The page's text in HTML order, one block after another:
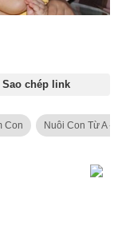
Sao chép link
Con Nuôi Con Từ A -